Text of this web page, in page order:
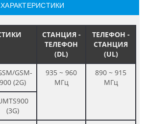
СТАНЦИЯ -
ТЕЛЕФОН
(DL)
ТЕЛЕФОН -
СТАНЦИЯ
(UL)
GSM-
900 (2G)
935 ~ 960
МГц
890 ~ 915
МГц
(3G)